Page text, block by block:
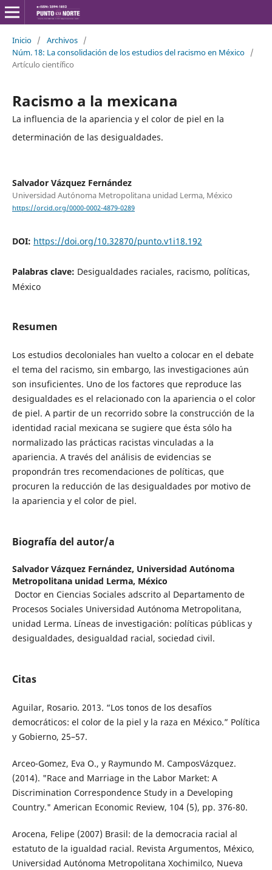
Inicio / Archivos /
Núm. 18: La consolidación de los estudios del racismo en México /
Artículo científico
Racismo a la mexicana
La influencia de la apariencia y el color de piel en la
determinación de las desigualdades.
Salvador Vázquez Fernández
Universidad Autónoma Metropolitana unidad Lerma, México
https://orcid.org/0000-0002-4879-0289
DOI: https://doi.org/10.32870/punto.v1i18.192
Palabras clave: Desigualdades raciales, racismo, políticas,
México
Resumen
Los estudios decoloniales han vuelto a colocar en el debate
el tema del racismo, sin embargo, las investigaciones aún
son insuficientes. Uno de los factores que reproduce las
desigualdades es el relacionado con la apariencia o el color
de piel. A partir de un recorrido sobre la construcción de la
identidad racial mexicana se sugiere que ésta sólo ha
normalizado las prácticas racistas vinculadas a la
apariencia. A través del análisis de evidencias se
propondrán tres recomendaciones de políticas, que
procuren la reducción de las desigualdades por motivo de
la apariencia y el color de piel.
Biografía del autor/a
Salvador Vázquez Fernández, Universidad Autónoma
Metropolitana unidad Lerma, México
Doctor en Ciencias Sociales adscrito al Departamento de
Procesos Sociales Universidad Autónoma Metropolitana,
unidad Lerma. Líneas de investigación: políticas públicas y
desigualdades, desigualdad racial, sociedad civil.
Citas
Aguilar, Rosario. 2013. “Los tonos de los desafíos
democráticos: el color de la piel y la raza en México.” Política
y Gobierno, 25–57.
Arceo-Gomez, Eva O., y Raymundo M. CamposVázquez.
(2014). "Race and Marriage in the Labor Market: A
Discrimination Correspondence Study in a Developing
Country." American Economic Review, 104 (5), pp. 376-80.
Arocena, Felipe (2007) Brasil: de la democracia racial al
estatuto de la igualdad racial. Revista Argumentos, México,
Universidad Autónoma Metropolitana Xochimilco, Nueva